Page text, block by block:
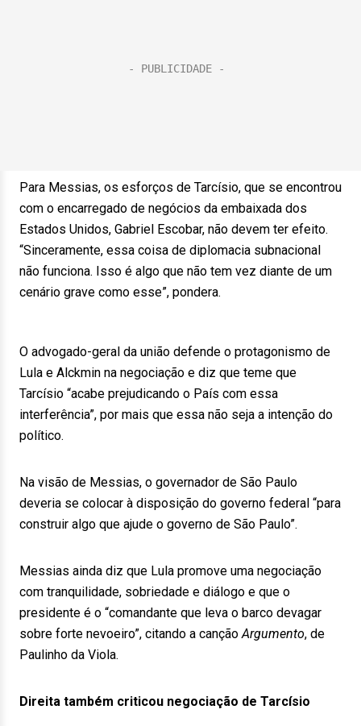
Para Messias, os esforços de Tarcísio, que se encontrou
com o encarregado de negócios da embaixada dos
Estados Unidos, Gabriel Escobar, não devem ter efeito.
“Sinceramente, essa coisa de diplomacia subnacional
não funciona. Isso é algo que não tem vez diante de um
cenário grave como esse”, pondera.
O advogado-geral da união defende o protagonismo de
Lula e Alckmin na negociação e diz que teme que
Tarcísio “acabe prejudicando o País com essa
interferência”, por mais que essa não seja a intenção do
político.
Na visão de Messias, o governador de São Paulo
deveria se colocar à disposição do governo federal “para
construir algo que ajude o governo de São Paulo”.
Messias ainda diz que Lula promove uma negociação
com tranquilidade, sobriedade e diálogo e que o
presidente é o “comandante que leva o barco devagar
sobre forte nevoeiro”, citando a cançãoArgumento, de
Paulinho da Viola.
Direita também criticou negociação de Tarcísio